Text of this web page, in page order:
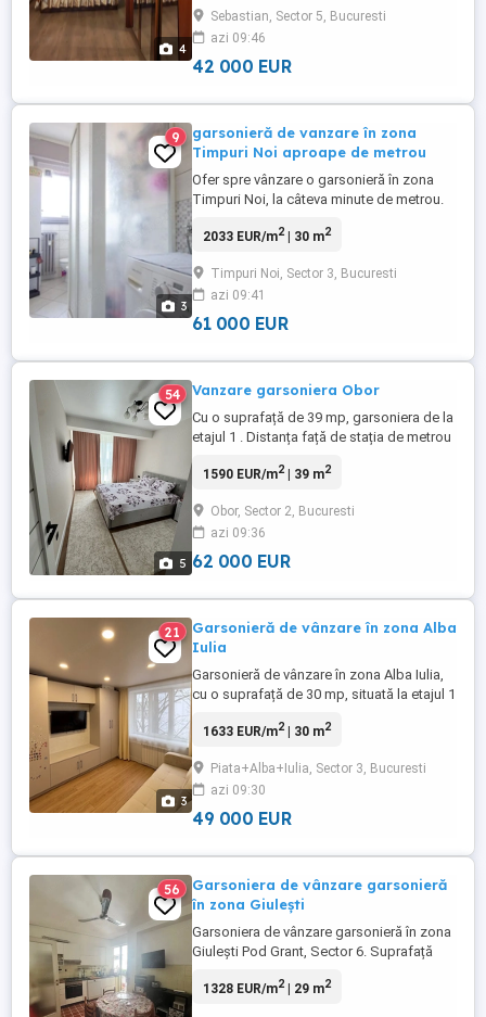
4
pentru rezidenta sau investitie,sunati-ma
pentru detalii !
Sebastian, Sector 5, Bucuresti
azi 09:46
42 000 EUR
3
9
garsonieră de vanzare în zona
Timpuri Noi aproape de metrou
Ofer spre vânzare o garsonieră în zona
Timpuri Noi, la câteva minute de metrou.
etajul 1 al unui imobil bine întreținut.
posibilitatea de achiziție prin credit.
2033 EUR/m2| 30 m2
Timpuri Noi, Sector 3, Bucuresti
azi 09:41
61 000 EUR
5
54 Vanzare garsoniera Obor
Cu o suprafață de 39 mp, garsoniera de la
etajul 1 . Distanța față de stația de metrou
1980
1590 EUR/m2| 39 m2
Obor, Sector 2, Bucuresti
azi 09:36
62 000 EUR
3
21
Garsonieră de vânzare în zona Alba
Iulia
Garsonieră de vânzare în zona Alba Iulia,
cu o suprafață de 30 mp, situată la etajul 1
mobilată, bine întreținută și pregătită
separată și baie modernă. Se află în
apropiere de Piața Alba Iulia, oferind
acces rapid către ...
1633 EUR/m2| 30 m2
Piata+Alba+Iulia, Sector 3, Bucuresti
azi 09:30
49 000 EUR
56
Garsoniera de vânzare garsonieră
în zona Giulești
Garsoniera de vânzare garsonieră în zona
Giulești Pod Grant, Sector 6. Suprafață
imobil din 1980. Locuința se vinde
1328 EUR/m2| 29 m2